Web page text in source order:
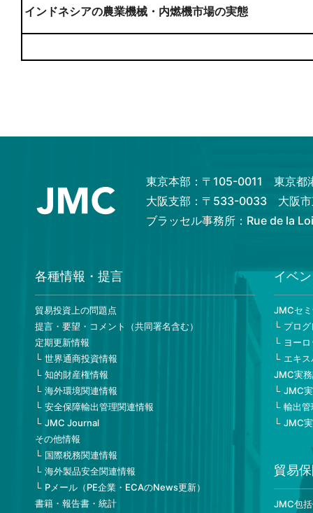
インドネシアの農業機械・内燃機市場の実態
東京本部：〒105-0011 東京都
大阪支部：〒533-0033 大阪市
ブラッセル事務所：Rue de la
各種情報・提言
貿易投資上の問題点
提言・要望・コメント（共同署名含む）
定期更新情報
世界通商投資情報
知的財産権情報
海外環境関連情報
安全保障輸出管理関連情報
JMC Journal
その他情報
国際税務関連情報
海外製品安全関連情報
Pメール（PE企業・ECAのNews更新）
書籍・報告書・統計
イベ
JMCセ
プロ
ヨー
エキ
JMC実
JMC
輸出
JMC
貿易
JMC包